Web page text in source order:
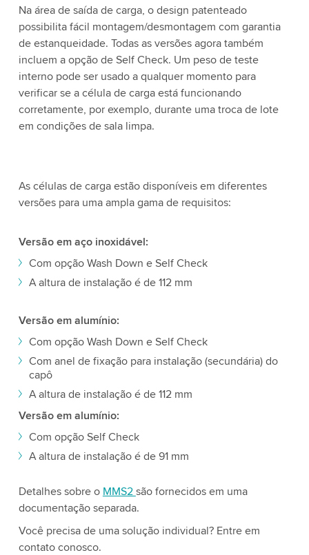
Na área de saída de carga, o design patenteado
possibilita fácil montagem/desmontagem com garantia
de estanqueidade. Todas as versões agora também
incluem a opção de Self Check. Um peso de teste
interno pode ser usado a qualquer momento para
verificar se a célula de carga está funcionando
corretamente, por exemplo, durante uma troca de lote
em condições de sala limpa.
As células de carga estão disponíveis em diferentes
versões para uma ampla gama de requisitos:
Versão em aço inoxidável:
Com opção Wash Down e Self Check
A altura de instalação é de 112 mm
Versão em alumínio:
Com opção Wash Down e Self Check
Com anel de fixação para instalação (secundária) do
capô
A altura de instalação é de 112 mm
Versão em alumínio:
Com opção Self Check
A altura de instalação é de 91 mm
Detalhes sobre o MMS2 são fornecidos em uma
documentação separada.
Você precisa de uma solução individual? Entre em
contato conosco.